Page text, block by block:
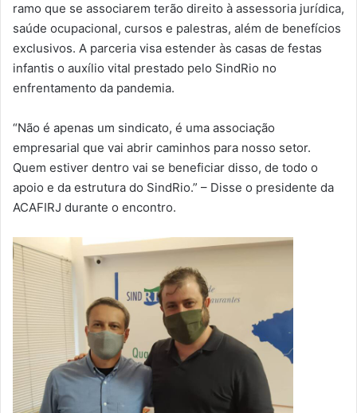
ramo que se associarem terão direito à assessoria jurídica,
saúde ocupacional, cursos e palestras, além de benefícios
exclusivos. A parceria visa estender às casas de festas
infantis o auxílio vital prestado pelo SindRio no
enfrentamento da pandemia.
“Não é apenas um sindicato, é uma associação
empresarial que vai abrir caminhos para nosso setor.
Quem estiver dentro vai se beneficiar disso, de todo o
apoio e da estrutura do SindRio.” – Disse o presidente da
ACAFIRJ durante o encontro.